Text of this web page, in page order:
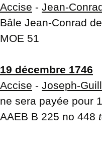
Accise - Jean-
Bâle Jean-Conrad
MOE 51
19 décembre 1746
Accise - Joseph-
ne sera payée pour
AAEB B 225 no 448